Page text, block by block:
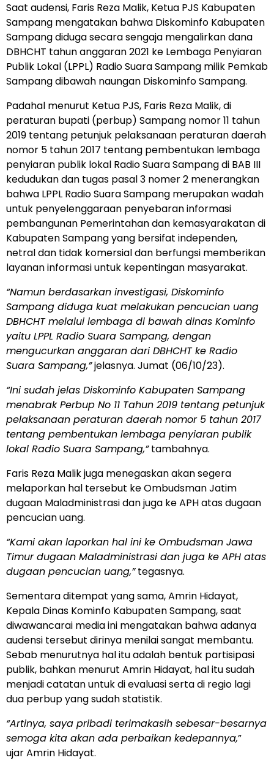
Saat audensi, Faris Reza Malik, Ketua PJS Kabupaten
Sampang mengatakan bahwa Diskominfo Kabupaten
Sampang diduga secara sengaja mengalirkan dana
DBHCHT tahun anggaran 2021 ke Lembaga Penyiaran
Publik Lokal (LPPL) Radio Suara Sampang milik Pemkab
Sampang dibawah naungan Diskominfo Sampang.
Padahal menurut Ketua PJS, Faris Reza Malik, di
peraturan bupati (perbup) Sampang nomor 11 tahun
2019 tentang petunjuk pelaksanaan peraturan daerah
nomor 5 tahun 2017 tentang pembentukan lembaga
penyiaran publik lokal Radio Suara Sampang di BAB III
kedudukan dan tugas pasal 3 nomer 2 menerangkan
bahwa LPPL Radio Suara Sampang merupakan wadah
untuk penyelenggaraan penyebaran informasi
pembangunan Pemerintahan dan kemasyarakatan di
Kabupaten Sampang yang bersifat independen,
netral dan tidak komersial dan berfungsi memberikan
layanan informasi untuk kepentingan masyarakat.
“Namun berdasarkan investigasi, Diskominfo
Sampang diduga kuat melakukan pencucian uang
DBHCHT melalui lembaga di bawah dinas Kominfo
yaitu LPPL Radio Suara Sampang, dengan
mengucurkan anggaran dari DBHCHT ke Radio
Suara Sampang,”jelasnya. Jumat (06/10/23).
“Ini sudah jelas Diskominfo Kabupaten Sampang
menabrak Perbup No 11 Tahun 2019 tentang petunjuk
pelaksanaan peraturan daerah nomor 5 tahun 2017
tentang pembentukan lembaga penyiaran publik
lokal Radio Suara Sampang,”tambahnya.
Faris Reza Malik juga menegaskan akan segera
melaporkan hal tersebut ke Ombudsman Jatim
dugaan Maladministrasi dan juga ke APH atas dugaan
pencucian uang.
“Kami akan laporkan hal ini ke Ombudsman Jawa
Timur dugaan Maladministrasi dan juga ke APH atas
dugaan pencucian uang,”tegasnya.
Sementara ditempat yang sama, Amrin Hidayat,
Kepala Dinas Kominfo Kabupaten Sampang, saat
diwawancarai media ini mengatakan bahwa adanya
audensi tersebut dirinya menilai sangat membantu.
Sebab menurutnya hal itu adalah bentuk partisipasi
publik, bahkan menurut Amrin Hidayat, hal itu sudah
menjadi catatan untuk di evaluasi serta di regio lagi
dua perbup yang sudah statistik.
“Artinya, saya pribadi terimakasih sebesar-besarnya
semoga kita akan ada perbaikan kedepannya,”
ujar Amrin Hidayat.